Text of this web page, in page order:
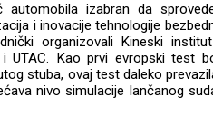
izabran da
i inovacije tehnologije
organizovali Kineski
UTAC. Kao prvi evropski test
stuba, ovaj test daleko
nivo simulacije lančanog